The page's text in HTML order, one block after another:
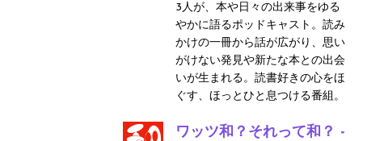
3人が、本や日々の出来事をゆる
やかに語るポッドキャスト。読み
かけの一冊から話が広がり、思い
がけない発見や新たな本との出会
いが生まれる。読書好きの心をほ
ぐす、ほっとひと息つける番組。
ワッツ和？それって和？ -